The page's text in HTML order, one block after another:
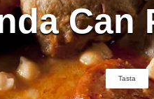
Can
Tasta